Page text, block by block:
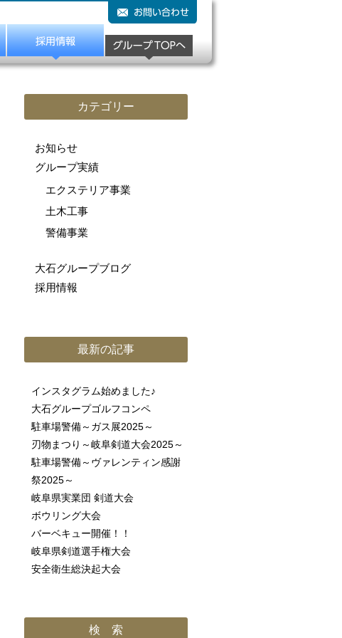
カテゴリー
お知らせ
グループ実績
エクステリア事業
土木工事
警備事業
大石グループブログ
採用情報
最新の記事
インスタグラム始めました♪
大石グループゴルフコンペ
駐車場警備～ガス展2025～
刃物まつり～岐阜剣道大会2025～
駐車場警備～ヴァレンティン感謝
祭2025～
岐阜県実業団 剣道大会
ボウリング大会
バーベキュー開催！！
岐阜県剣道選手権大会
安全衛生総決起大会
検 索